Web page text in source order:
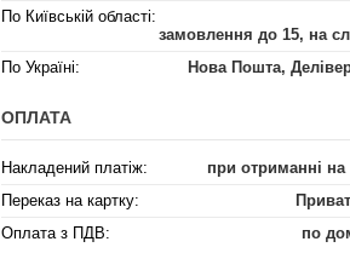
По Київській області:
замовлення до 15, на
По Україні:
Нова Пошта,
ОПЛАТА
Накладений платіж:
при отриманні на
Переказ на картку:
Оплата з ПДВ:
по